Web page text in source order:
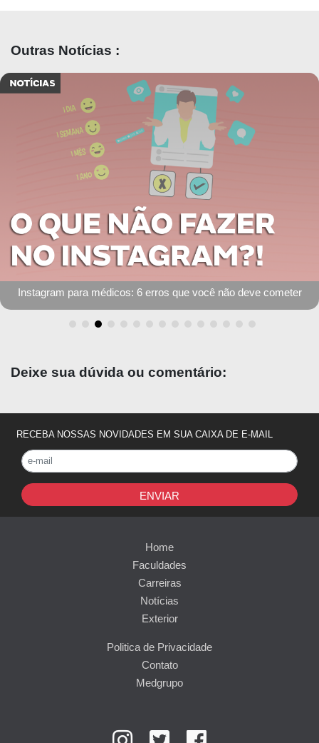
Outras Notícias :
deve cometer TBL: método de
Deixe sua dúvida ou comentário:
RECEBA NOSSAS NOVIDADES EM SUA CAIXA DE E-MAIL
ENVIAR
Home
Faculdades
Carreiras
Notícias
Exterior
Politica de Privacidade
Contato
Medgrupo